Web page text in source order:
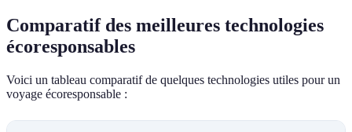
Comparatif des meilleures technologies
écoresponsables
Voici un tableau comparatif de quelques technologies utiles pour un
voyage écoresponsable :